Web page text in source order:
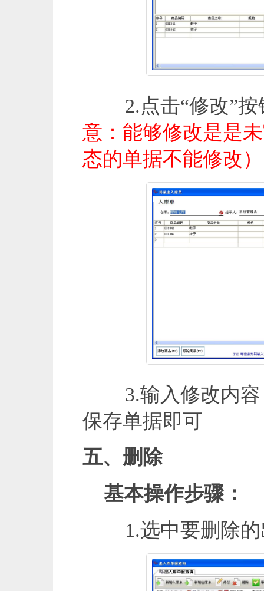
2.点击“修改”按
意：能够修改是是
态的单据不能修改）
3.输入修改内容
保存单据即可
五、删除
基本操作步骤：
1.选中要删除的